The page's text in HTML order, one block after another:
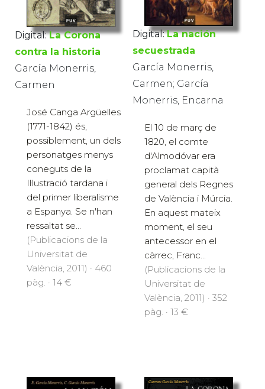
Digital: La Corona
contra la historia
García Monerris,
Carmen
José Canga Argüelles
(1771-1842) és,
possiblement, un dels
personatges menys
coneguts de la
Il·lustració tardana i
del primer liberalisme
a Espanya. Se n'han
ressaltat se...
(Publicacions de la
Universitat de
València, 2011) · 460
pàg. · 14 €
Digital: La nación
secuestrada
García Monerris,
Carmen; García
Monerris, Encarna
El 10 de març de
1820, el comte
d'Almodóvar era
proclamat capità
general dels Regnes
de València i Múrcia.
En aquest mateix
moment, el seu
antecessor en el
càrrec, Franc...
(Publicacions de la
Universitat de
València, 2011) · 352
pàg. · 13 €